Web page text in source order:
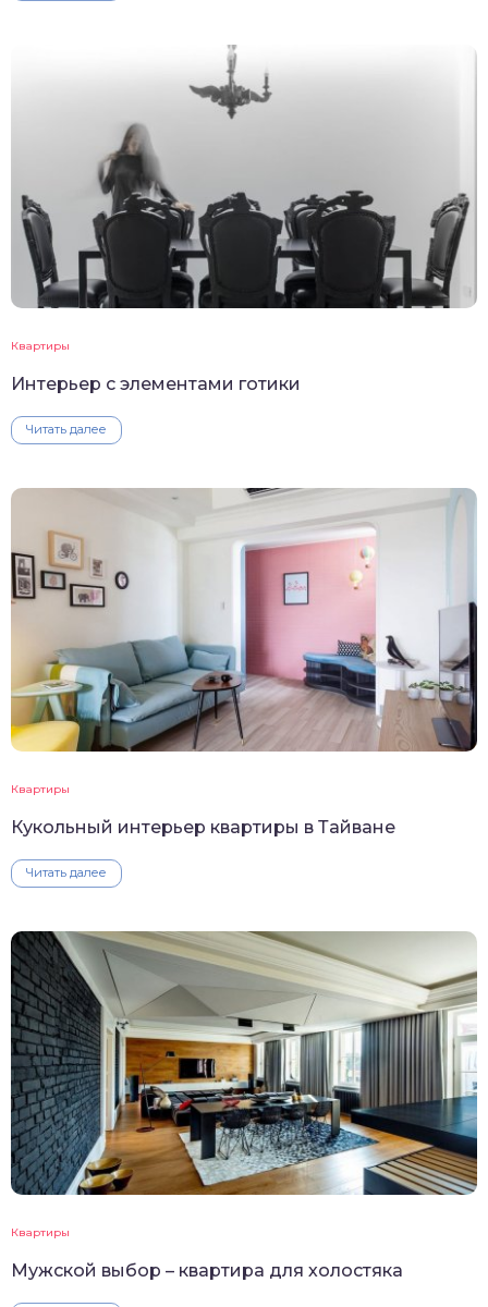
Квартиры
Интерьер с элементами готики
Читать далее
Квартиры
Кукольный интерьер квартиры в Тайване
Читать далее
Квартиры
Мужской выбор – квартира для холостяка